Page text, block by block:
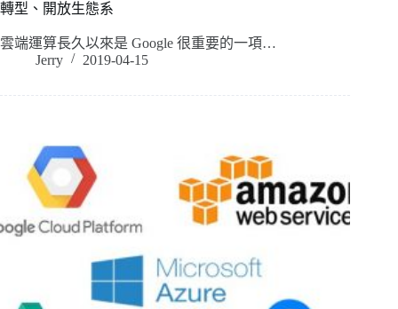
轉型、開放生態系
雲端運算長久以來是 Google 很重要的一項…
Jerry
2019-04-15